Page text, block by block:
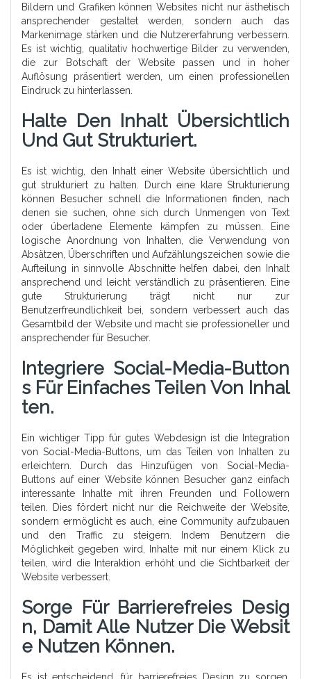
Bildern und Grafiken können Websites nicht nur ästhetisch
ansprechender gestaltet werden, sondern auch das
Markenimage stärken und die Nutzererfahrung verbessern.
Es ist wichtig, qualitativ hochwertige Bilder zu verwenden,
die zur Botschaft der Website passen und in hoher
Auflösung präsentiert werden, um einen professionellen
Eindruck zu hinterlassen.
Halte Den Inhalt Übersichtlich
Und Gut Strukturiert.
Es ist wichtig, den Inhalt einer Website übersichtlich und
gut strukturiert zu halten. Durch eine klare Strukturierung
können Besucher schnell die Informationen finden, nach
denen sie suchen, ohne sich durch Unmengen von Text
oder überladene Elemente kämpfen zu müssen. Eine
logische Anordnung von Inhalten, die Verwendung von
Absätzen, Überschriften und Aufzählungszeichen sowie die
Aufteilung in sinnvolle Abschnitte helfen dabei, den Inhalt
ansprechend und leicht verständlich zu präsentieren. Eine
gute Strukturierung trägt nicht nur zur
Benutzerfreundlichkeit bei, sondern verbessert auch das
Gesamtbild der Website und macht sie professioneller und
ansprechender für Besucher.
Integriere Social-Media-Button
S Für Einfaches Teilen Von Inhal
Ten.
Ein wichtiger Tipp für gutes Webdesign ist die Integration
von Social-Media-Buttons, um das Teilen von Inhalten zu
erleichtern. Durch das Hinzufügen von Social-Media-
Buttons auf einer Website können Besucher ganz einfach
interessante Inhalte mit ihren Freunden und Followern
teilen. Dies fördert nicht nur die Reichweite der Website,
sondern ermöglicht es auch, eine Community aufzubauen
und den Traffic zu steigern. Indem Benutzern die
Möglichkeit gegeben wird, Inhalte mit nur einem Klick zu
teilen, wird die Interaktion erhöht und die Sichtbarkeit der
Website verbessert.
Sorge Für Barrierefreies Desig
N, Damit Alle Nutzer Die Websit
E Nutzen Können.